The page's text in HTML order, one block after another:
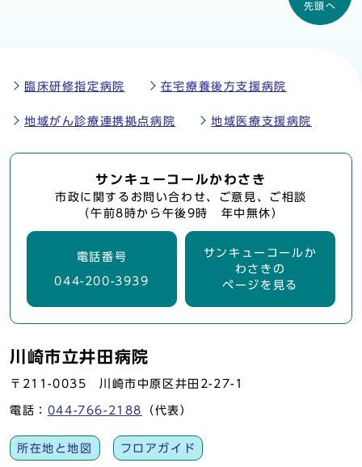
先頭へ
臨床研修指定病院 在宅療養後方支援病院
地域がん診療連携拠点病院 地域医療支援病院
サンキューコールかわさき
市政に関するお問い合わせ、ご意見、ご相談
（午前8時から午後9時 年中無休）
電話番号
044-200-3939
サンキューコールか
わさきの
ページを見る
川崎市立井田病院
〒211-0035 川崎市中原区井田2-27-1
電話： 044-766-2188 （代表）
所在地と地図 フロアガイド